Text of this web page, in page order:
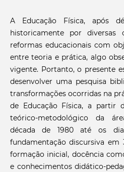
A Educação Física, após
historicamente por diversas
reformas educacionais com
entre teoria e prática, algo
vigente. Portanto, o presente
desenvolver uma pesquisa
transformações ocorridas na
de Educação Física, a partir
teórico-metodológico da
década de 1980 até os
fundamentação discursiva em
formação inicial, docência
e conhecimentos didático-